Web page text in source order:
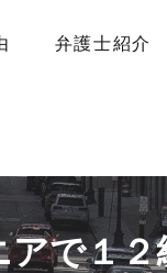
弁護士紹介
で１